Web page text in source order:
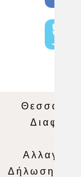
Θεσσαλία
Αλλαγή
Δήλωση